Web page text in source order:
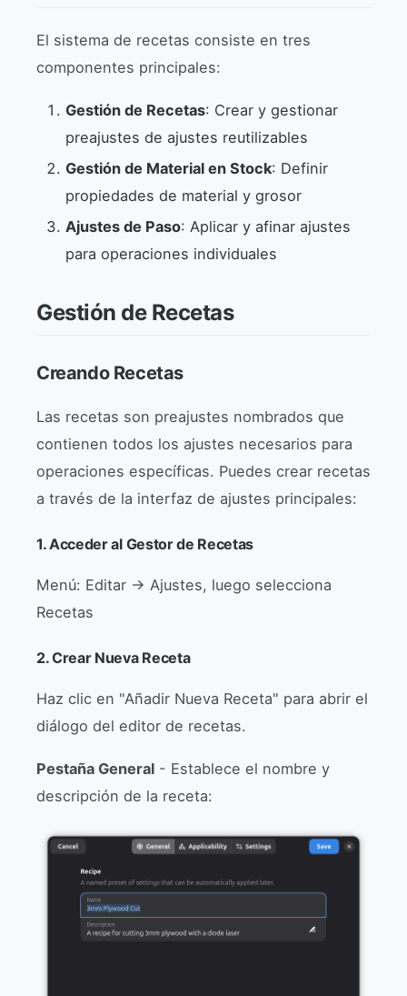
El sistema de recetas consiste en tres
componentes principales:
Gestión de Recetas: Crear y gestionar
preajustes de ajustes reutilizables
Gestión de Material en Stock: Definir
propiedades de material y grosor
Ajustes de Paso: Aplicar y afinar ajustes
para operaciones individuales
Gestión de Recetas
Creando Recetas
Las recetas son preajustes nombrados que
contienen todos los ajustes necesarios para
operaciones específicas. Puedes crear recetas
a través de la interfaz de ajustes principales:
1. Acceder al Gestor de Recetas
Menú: Editar → Ajustes, luego selecciona
Recetas
2. Crear Nueva Receta
Haz clic en "Añadir Nueva Receta" para abrir el
diálogo del editor de recetas.
Pestaña General - Establece el nombre y
descripción de la receta: